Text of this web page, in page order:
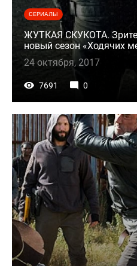
СЕРИАЛЫ
ЖУТКАЯ СКУКОТА.
новый сезон «Ходячих
24 октября, 2017
7691 0